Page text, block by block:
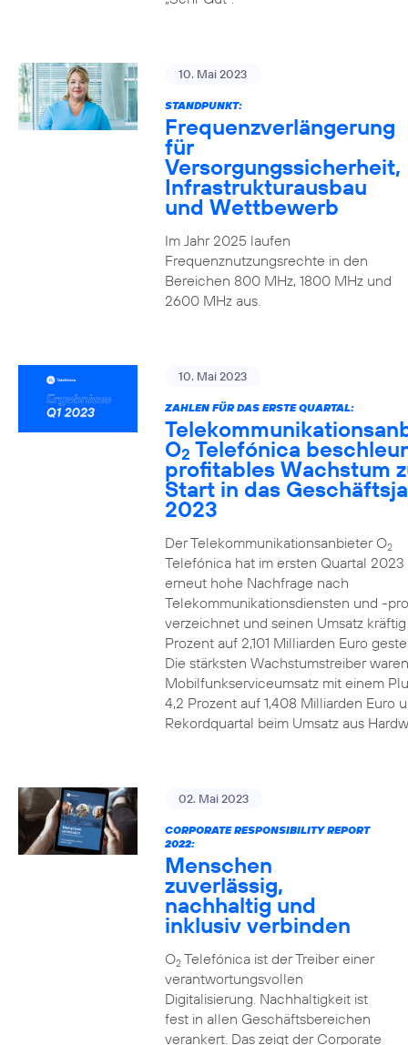
10. Mai 2023
STANDPUNKT:
Frequenzverlängerung
für
Versorgungssicherheit,
Infrastrukturausbau
und Wettbewerb
Im Jahr 2025 laufen
Frequenznutzungsrechte in den
Bereichen 800 MHz, 1800 MHz und
2600 MHz aus.
10. Mai 2023
ZAHLEN FÜR DAS ERSTE QUARTAL:
O2 Telefónica
profitables Wachstum
Start in das
2023
Der Telekommunikationsanbieter O2
Telefónica hat im ersten Quartal 2023
erneut hohe Nachfrage nach
Telekommunikationsdiensten und -
verzeichnet und seinen Umsatz
Prozent auf 2,101 Milliarden Euro
Die stärksten Wachstumstreiber
Mobilfunkserviceumsatz mit einem
4,2 Prozent auf 1,408 Milliarden Euro
Rekordquartal beim Umsatz aus
02. Mai 2023
CORPORATE RESPONSIBILITY REPORT
2022:
Menschen
zuverlässig,
nachhaltig und
inklusiv verbinden
O2Telefónica ist der Treiber einer
verantwortungsvollen
Digitalisierung. Nachhaltigkeit ist
fest in allen Geschäftsbereichen
verankert. Das zeigt der Corporate